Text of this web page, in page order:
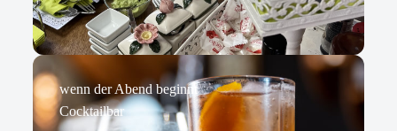
wenn der Abend beginnt
Cocktailbar